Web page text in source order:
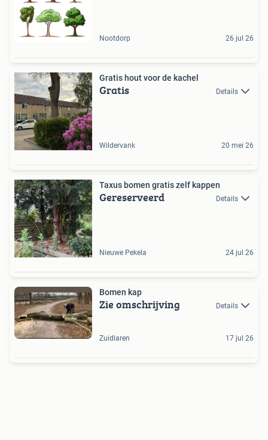
Nootdorp 26 jul 26
Gratis hout voor de kachel
Gratis Details
Wildervank 20 mei 26
Taxus bomen gratis zelf kappen
Gereserveerd Details
Nieuwe Pekela 24 jul 26
Bomen kap
Zie omschrijving Details
Zuidlaren 17 jul 26